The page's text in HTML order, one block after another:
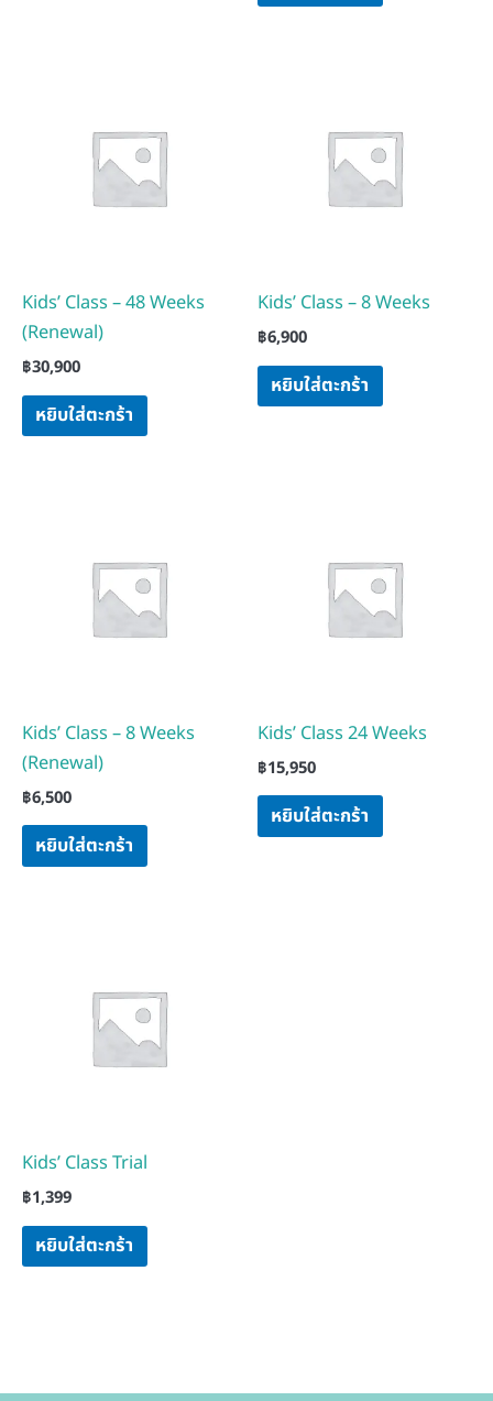
Kids’ Class – 48 Weeks
(Renewal)
฿30,900
หยิบใส่ตะกร้า
Kids’ Class – 8 Weeks
฿6,900
หยิบใส่ตะกร้า
Kids’ Class – 8 Weeks
(Renewal)
฿6,500
หยิบใส่ตะกร้า
Kids’ Class 24 Weeks
฿15,950
หยิบใส่ตะกร้า
Kids’ Class Trial
฿1,399
หยิบใส่ตะกร้า